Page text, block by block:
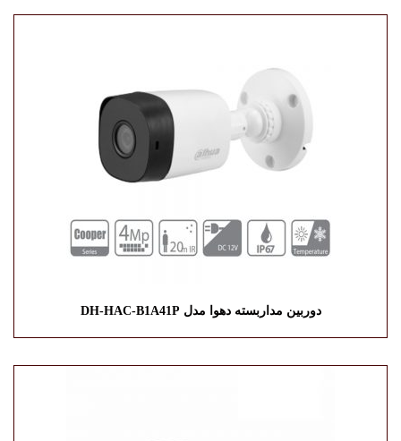
دوربین مداربسته دهوا مدل DH-HAC-B1A41P